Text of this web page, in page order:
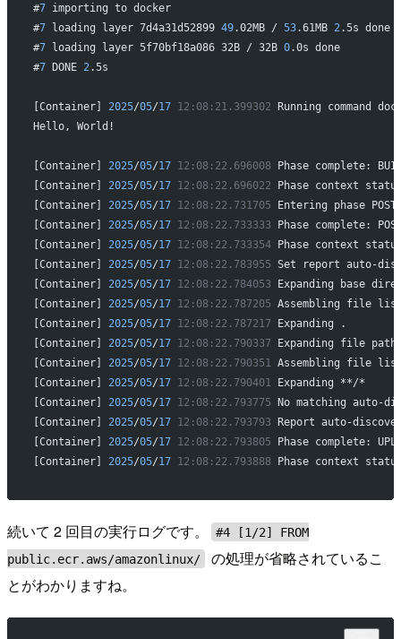
#7 importing to docker
#7 loading layer 7d4a31d52899 49.02MB / 53.61MB 2 .5s done
#7 loading layer 5f70bf18a086 32B / 32B 0.0s done
#7 DONE 2 .5s
[Container] 2025/05/17 12:08:21.399302 Running command
Hello, World!
[Container] 2025/05/17 12:08:22.696008 Phase complete:
[Container] 2025/05/17 12:08:22.696022 Phase context
[Container] 2025/05/17 12:08:22.731705 Entering phase
[Container] 2025/05/17 12:08:22.733333 Phase complete:
[Container] 2025/05/17 12:08:22.733354 Phase context
[Container] 2025/05/17 12:08:22.783955 Set report auto-
[Container] 2025/05/17 12:08:22.784053 Expanding base
[Container] 2025/05/17 12:08:22.787205 Assembling file
[Container] 2025/05/17 12:08:22.787217 Expanding .
[Container] 2025/05/17 12:08:22.790337 Expanding file
[Container] 2025/05/17 12:08:22.790351
Assembling file
[Container] 2025/05/17 12:08:22.790401
Expanding **/*
[Container] 2025/05/17 12:08:22.793775 No matching auto-
[Container] 2025/05/17 12:08:22.793793 Report auto-
[Container] 2025/05/17 12:08:22.793805 Phase complete:
[Container] 2025/05/17 12:08:22.793888 Phase context
続いて 2 回目の実行ログです。
#4 [1/2] FROM
public.ecr.aws/amazonlinux/
の処理が省略されているこ
とがわかりますね。